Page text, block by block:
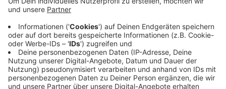
Schlussverkauf weiterhin Bedeutung habe sowohl
für die Händler als auch für die Kunden. Wie hoch
die Rabatte ausfallen, hänge von den Produkten
ab. Bei Kleidung seien die höchsten Preisnachlässe
zu erwarten. (DD|SR|Symbolbild)
Veröffentlicht:Montag, 27.01.2025 14:42